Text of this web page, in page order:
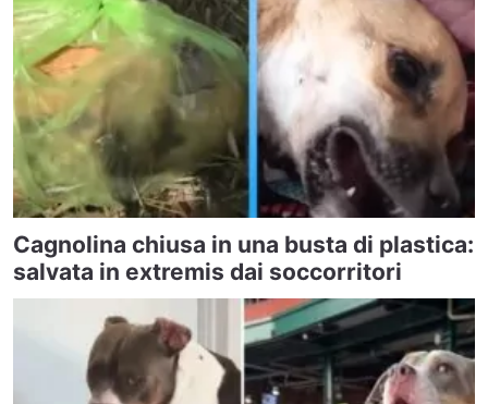
Cagnolina chiusa in una busta di plastica:
salvata in extremis dai soccorritori